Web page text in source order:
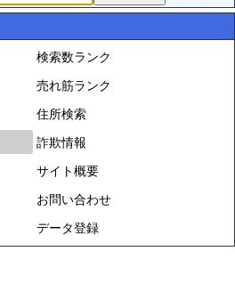
検索数ランク
売れ筋ランク
住所検索
詐欺情報
サイト概要
お問い合わせ
データ登録